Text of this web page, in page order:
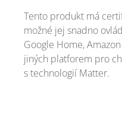
Tento produkt má
možné jej snadno
Google Home,
jiných platforem pro
s technologií Matter.